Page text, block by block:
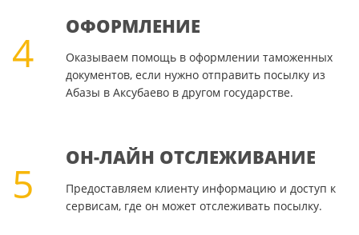
4
ОФОРМЛЕНИЕ
Оказываем помощь в оформлении таможенных
документов, если нужно отправить посылку из
Абазы в Аксубаево в другом государстве.
5
ОН-ЛАЙН ОТСЛЕЖИВАНИЕ
Предоставляем клиенту информацию и доступ к
сервисам, где он может отслеживать посылку.